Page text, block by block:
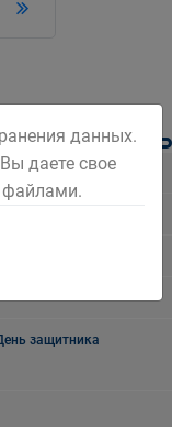
защитника
данных.
даете свое
файлами.